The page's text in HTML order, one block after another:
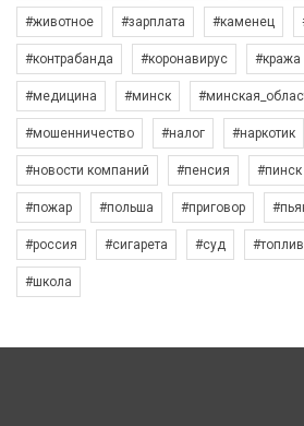
#животное #зарплата #каменец
#контрабанда #коронавирус #кража
#медицина #минск
#мошенничество #налог #наркотик
#новости компаний #пенсия #пинск
#пожар #польша #приговор
#россия #сигарета #суд
#школа